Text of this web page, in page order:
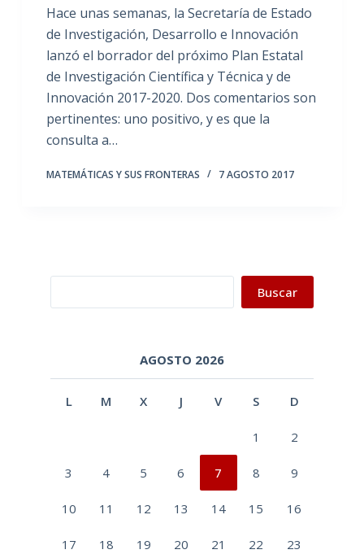
Hace unas semanas, la Secretaría de Estado
de Investigación, Desarrollo e Innovación
lanzó el borrador del próximo Plan Estatal
de Investigación Científica y Técnica y de
Innovación 2017-2020. Dos comentarios son
pertinentes: uno positivo, y es que la
consulta a…
MATEMÁTICAS Y SUS FRONTERAS 7 AGOSTO 2017
Buscar
AGOSTO 2026
L M X J V S D
1 2
3 4 5 6 7 8 9
10 11 12 13 14 15 16
17 18 19 20 21 22 23